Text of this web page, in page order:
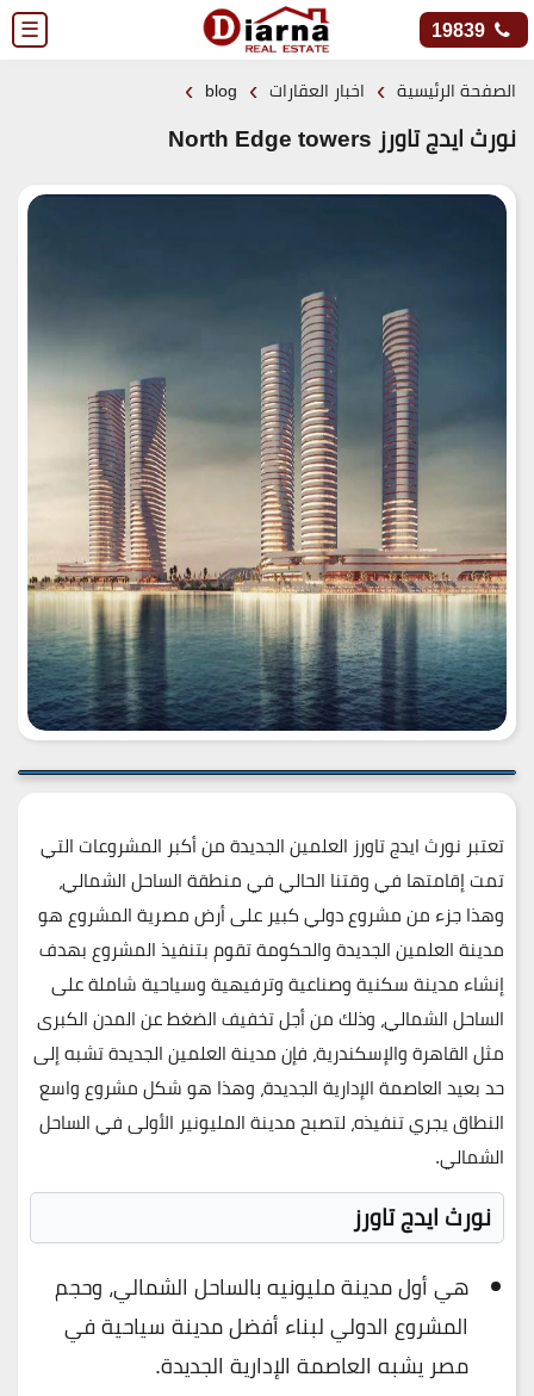
☰ 19839
الصفحة الرئيسية › اخبار العقارات ›
blog
›
نورث ايدج تاورز North Edge towers
تعتبر نورث ايدج تاورز العلمين الجديدة من أكبر المشروعات التي
تمت إقامتها في وقتنا الحالي في منطقة الساحل الشمالي،
وهذا جزء من مشروع دولي كبير على أرض مصرية المشروع هو
مدينة العلمين الجديدة والحكومة تقوم بتنفيذ المشروع بهدف
إنشاء مدينة سكنية وصناعية وترفيهية وسياحية شاملة على
الساحل الشمالي، وذلك من أجل تخفيف الضغط عن المدن الكبرى
مثل القاهرة والإسكندرية، فإن مدينة العلمين الجديدة تشبه إلى
حد بعيد العاصمة الإدارية الجديدة، وهذا هو شكل مشروع واسع
النطاق يجري تنفيذه، لتصبح مدينة المليونير الأولى في الساحل
الشمالي.
نورث ايدج تاورز
هي أول مدينة مليونيه بالساحل الشمالي، وحجم
المشروع الدولي لبناء أفضل مدينة سياحية في
مصر يشبه العاصمة الإدارية الجديدة.